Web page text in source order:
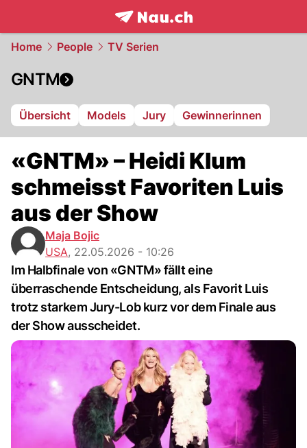
frontpage.NAU.ch
Home People TV Serien
GNTM
Übersicht Models Jury Gewinnerinnen
«GNTM» – Heidi Klum
schmeisst Favoriten Luis
aus der Show
Maja Bojic
USA, 22.05.2026 - 10:26
Im Halbfinale von «GNTM» fällt eine
überraschende Entscheidung, als Favorit Luis
trotz starkem Jury-Lob kurz vor dem Finale aus
der Show ausscheidet.